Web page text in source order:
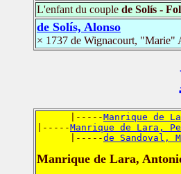
L'enfant du couple de Solís -
de Solís, Alonso
× 1737 de Wignacourt, "Marie"
      |-----
Manrique de
|-----Manrique de Lara,
      |-----
de Sandoval,
Manrique de Lara,